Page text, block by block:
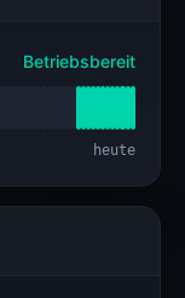
Betriebsbereit
heute